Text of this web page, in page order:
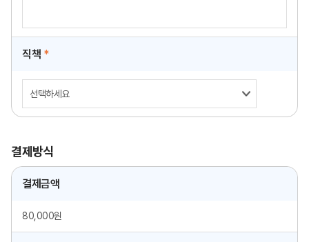
직책 *
결제방식
결제금액
80,000원